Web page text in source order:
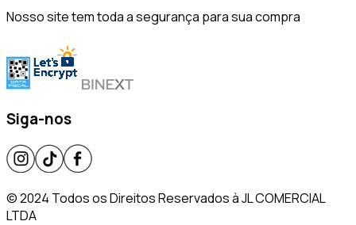
Nosso site tem toda a segurança para sua compra
Siga-nos
© 2024 Todos os Direitos Reservados à JL COMERCIAL
LTDA